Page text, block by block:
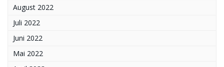
August 2022
Juli 2022
Juni 2022
Mai 2022